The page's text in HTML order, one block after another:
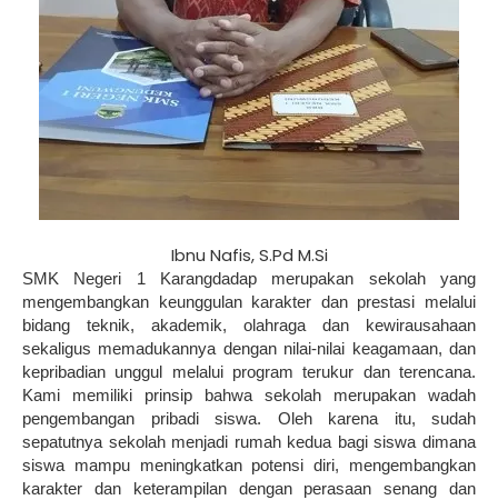
Ibnu Nafis, S.Pd M.Si
SMK Negeri 1 Karangdadap merupakan sekolah yang
mengembangkan keunggulan karakter dan prestasi melalui
bidang teknik, akademik, olahraga dan kewirausahaan
sekaligus memadukannya dengan nilai-nilai keagamaan, dan
kepribadian unggul melalui program terukur dan terencana.
Kami memiliki prinsip bahwa sekolah merupakan wadah
pengembangan pribadi siswa. Oleh karena itu, sudah
sepatutnya sekolah menjadi rumah kedua bagi siswa dimana
siswa mampu meningkatkan potensi diri, mengembangkan
karakter dan keterampilan dengan perasaan senang dan